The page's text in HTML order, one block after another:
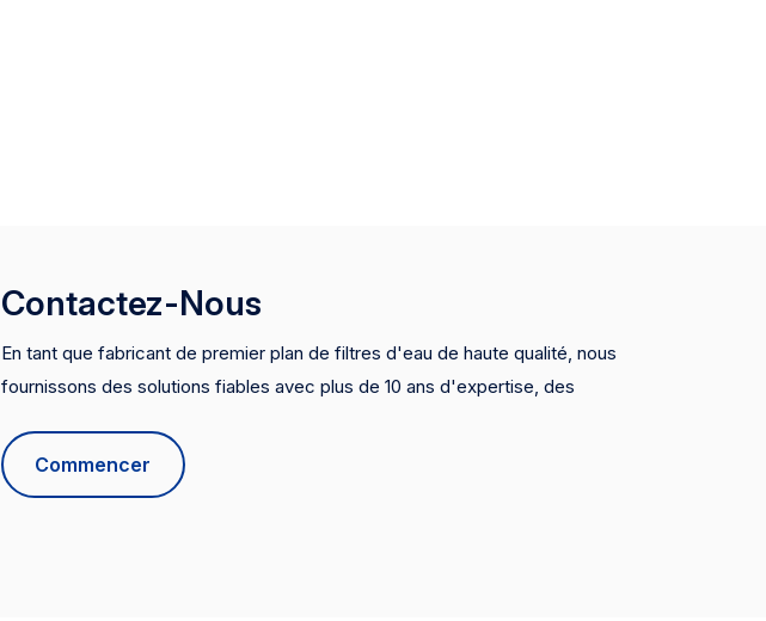
Contactez-Nous
En tant que fabricant de premier plan de filtres d'eau de haute qualité, nous
fournissons des solutions fiables avec plus de 10 ans d'expertise, des
proposons des services OEM / ODM et sommes des fournisseurs de
confiance pour les meilleures marques et les grands détaillants, assurant une
Commencer